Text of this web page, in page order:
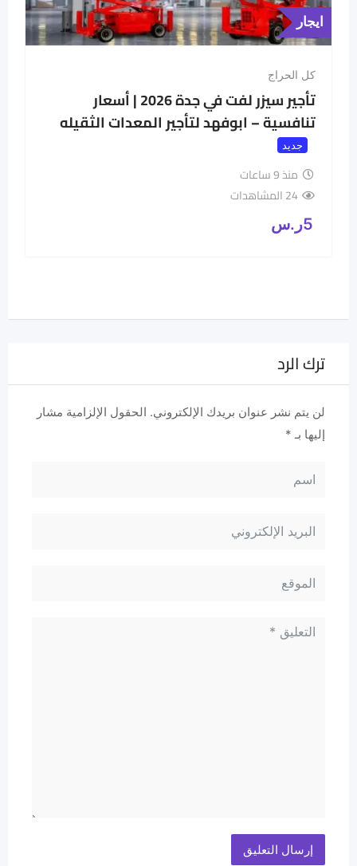
ايجار
كل الحراج
تأجير سيزر لفت في جدة 2026 | أسعار
تنافسية – ابوفهد لتأجير المعدات الثقيله
جديد
منذ 9 ساعات
24 المشاهدات
5ر.س
ترك الرد
لن يتم نشر عنوان بريدك الإلكتروني. الحقول الإلزامية مشار
إليها بـ *